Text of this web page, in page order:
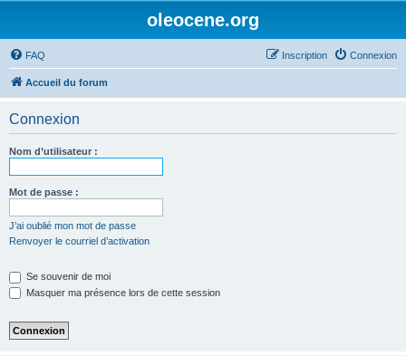
oleocene.org
FAQ Connexion
Inscription
Accueil du forum
Connexion
Nom d’utilisateur :
Mot de passe :
J’ai oublié mon mot de passe
Renvoyer le courriel d’activation
Se souvenir de moi
Masquer ma présence lors de cette session